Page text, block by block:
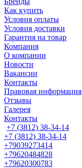
Как купить
Условия оплаты
Условия доставки
Гарантия на товар
Компания
О компании
Новости
Вакансии
Контакты
Правовая информация
Отзывы
Галерея
Контакты
+7 (3812) 38-34-14
+7 (3812) 38-34-14
+79039273414
+79620484828
+79620300783